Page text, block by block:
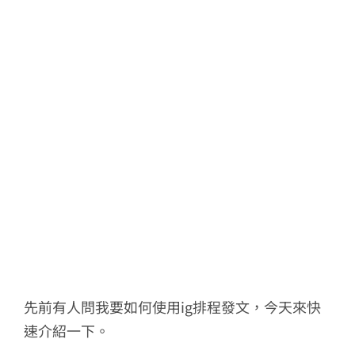
先前有人問我要如何使用ig排程發文，今天來快
速介紹一下。